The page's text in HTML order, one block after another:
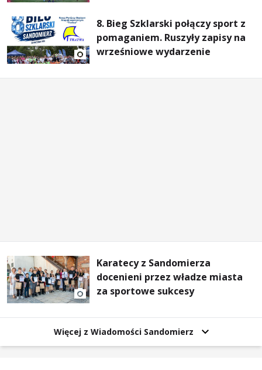
8. Bieg Szklarski połączy sport z
pomaganiem. Ruszyły zapisy na
wrześniowe wydarzenie
Karatecy z Sandomierza
docenieni przez władze miasta
za sportowe sukcesy
Więcej z Wiadomości Sandomierz